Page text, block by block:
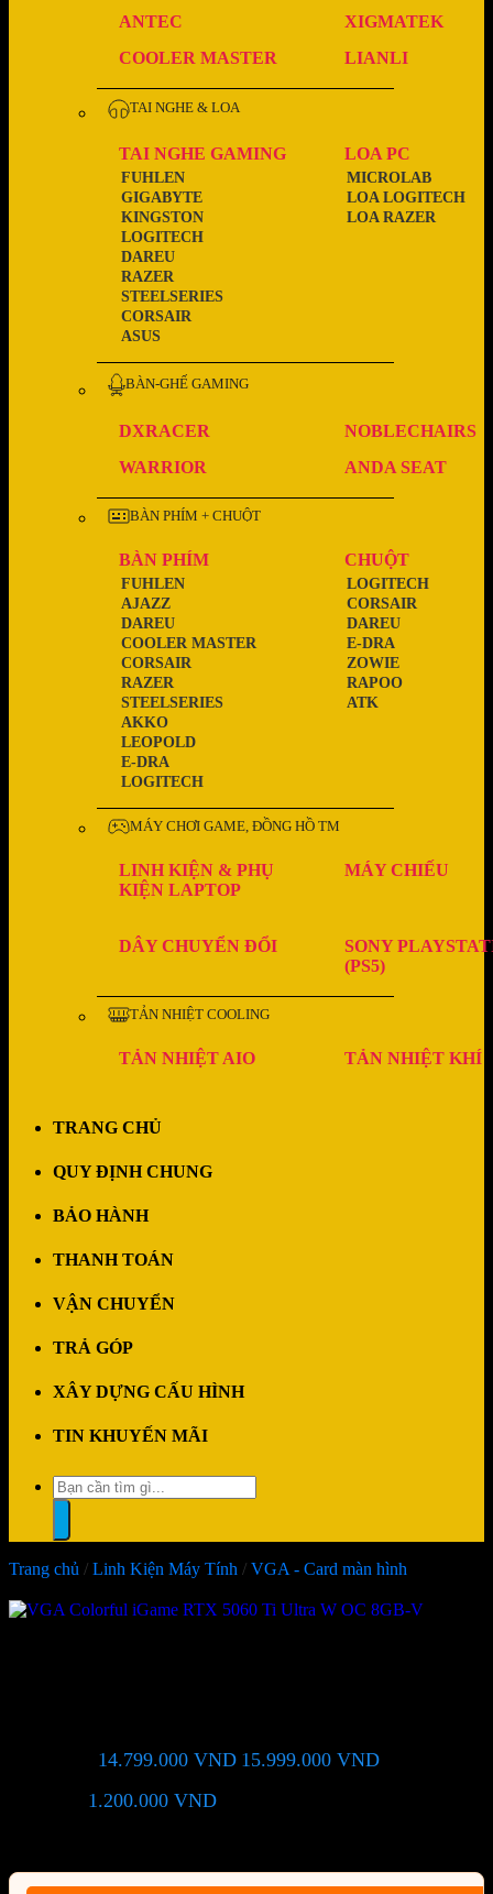
ANTEC
XIGMATEK
COOLER MASTER
LIANLI
TAI NGHE & LOA
TAI NGHE GAMING
ASUS
CORSAIR
STEELSERIES
RAZER
DAREU
LOGITECH
KINGSTON
GIGABYTE
FUHLEN
LOA PC
LOA RAZER
LOA LOGITECH
MICROLAB
BÀN-GHẾ GAMING
DXRACER
NOBLECHAIRS
WARRIOR
ANDA SEAT
BÀN PHÍM + CHUỘT
BÀN PHÍM
LOGITECH
E-DRA
LEOPOLD
AKKO
STEELSERIES
RAZER
CORSAIR
COOLER MASTER
DAREU
AJAZZ
FUHLEN
CHUỘT
ATK
RAPOO
ZOWIE
E-DRA
DAREU
CORSAIR
LOGITECH
MÁY CHƠI GAME, ĐỒNG HỒ TM
LINH KIỆN & PHỤ
KIỆN LAPTOP
MÁY CHIẾU
DÂY CHUYỂN ĐỔI
SONY
(PS5)
TẢN NHIỆT COOLING
TẢN NHIỆT AIO TẢN NHIỆT KHÍ
TRANG CHỦ
QUY ĐỊNH CHUNG
BẢO HÀNH
THANH TOÁN
VẬN CHUYỂN
TRẢ GÓP
XÂY DỰNG CẤU HÌNH
TIN KHUYẾN MÃI
Tìm
kiếm:
Trang chủ / Linh Kiện Máy Tính / VGA - Card màn hình
14.799.000 VND 15.999.000 VND
1.200.000 VND